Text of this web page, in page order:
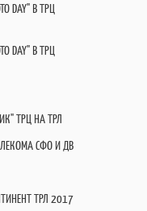
DAY" В ТРЦ
DAY" В ТРЦ
ТРЦ НА ТРЛ
СФО И ДВ
ТРЛ 2017